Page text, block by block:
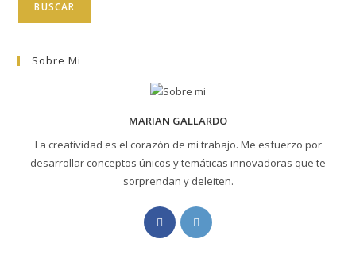
BUSCAR
Sobre Mi
MARIAN GALLARDO
La creatividad es el corazón de mi trabajo. Me esfuerzo por
desarrollar conceptos únicos y temáticas innovadoras que te
sorprendan y deleiten.